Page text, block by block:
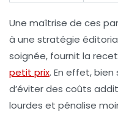
Une maîtrise de ces
à une stratégie
soignée, fournit la
petit prix. En effet,
d’éviter des coûts
lourdes et pénalise